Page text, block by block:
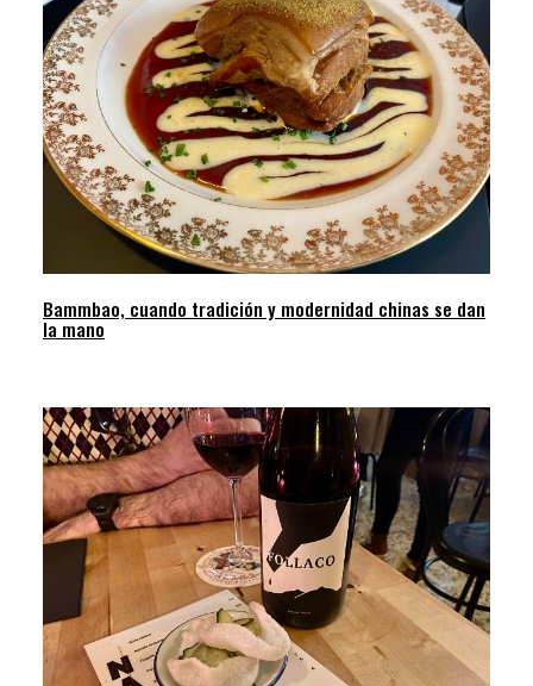
Bammbao, cuando tradición y modernidad chinas se dan
la mano